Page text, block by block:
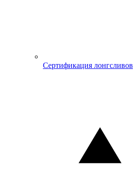
Сертификация лонгсливов